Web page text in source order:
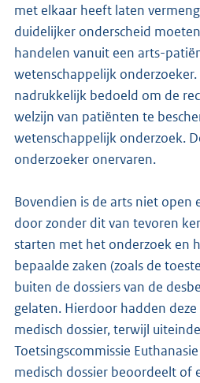
met elkaar heeft laten
duidelijker onderscheid
handelen vanuit een arts-
wetenschappelijk onderzoeker.
nadrukkelijk bedoeld om de
welzijn van patiënten te
wetenschappelijk onderzoek.
onderzoeker onervaren.
Bovendien is de arts niet open
door zonder dit van tevoren
starten met het onderzoek en
bepaalde zaken (zoals de
buiten de dossiers van de
gelaten. Hierdoor hadden
medisch dossier, terwijl
Toetsingscommissie
medisch dossier beoordeelt of